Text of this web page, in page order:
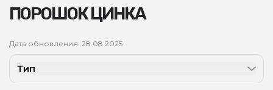
ПОРОШОК ЦИНКА
Дата обновления: 28.08.2025
Тип